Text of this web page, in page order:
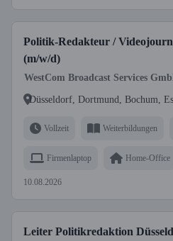
Politik-Redakteur /
(m/w/d)
WestCom Broadcast Services
Düsseldorf, Dortmund, Bochum,
Vollzeit Weiterbildungen
Firmenlaptop Home-Office
10.08.2026
Leiter Politikredaktion